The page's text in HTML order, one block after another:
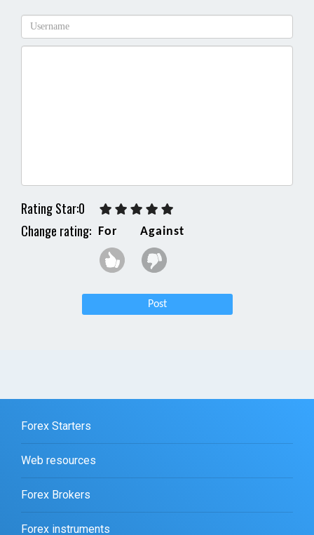
Rating Star:0
Change rating: For Against
Post
Forex Starters
Web resources
Forex Brokers
Forex instruments